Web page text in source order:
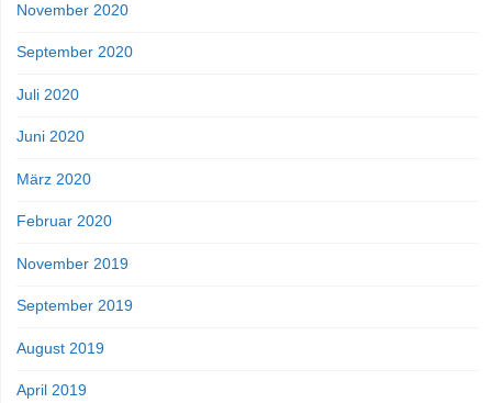
November 2020
September 2020
Juli 2020
Juni 2020
März 2020
Februar 2020
November 2019
September 2019
August 2019
April 2019